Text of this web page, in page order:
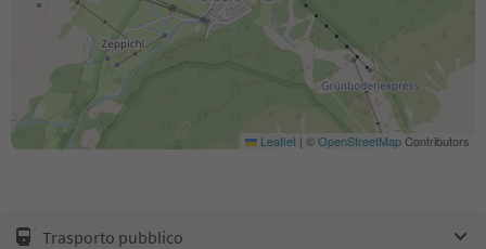
Leaflet | ©OpenStreetMapContributors
Trasporto pubblico